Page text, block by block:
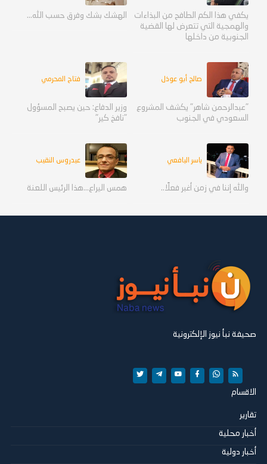
يكفي هذا الكم الطافح من البذاءات
والهمجية التي تتعرض لها القضية
الجنوبية من داخلها
الهشك بشك وفرق حسب الله...
صالح أبو عوذل
"عبدالرحمن شاهر" يكشف المشروع
السعودي في الجنوب
فتاح المحرمي
وزير الدفاع: حين يصبح المسؤول
"نافخ كير"
ياسر اليافعي
والله إننا في زمن أغبر فعلًا..
عيدروس النقيب
همس اليراع...هذا الرئيس اللعنة
صحيفة نبأ نيوز الإلكترونية
الاقسام
تقارير
أخبار محلية
أخبار دولية